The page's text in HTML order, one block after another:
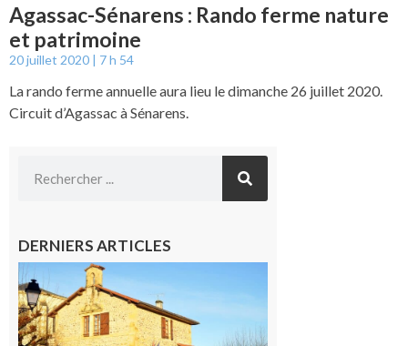
Agassac-Sénarens : Rando ferme nature
et patrimoine
20 juillet 2020 7 h 54
La rando ferme annuelle aura lieu le dimanche 26 juillet 2020.
Circuit d’Agassac à Sénarens.
DERNIERS ARTICLES